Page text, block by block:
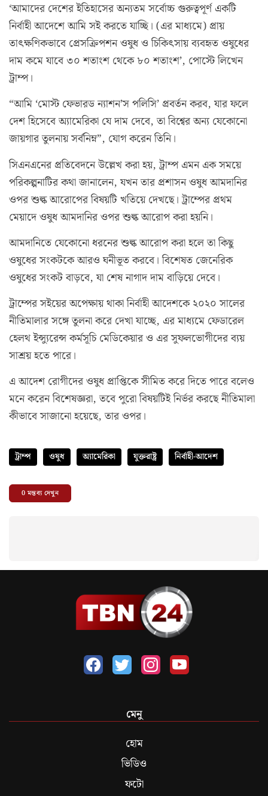
‘আমাদের দেশের ইতিহাসের অন্যতম সর্বোচ্চ গুরুত্বপূর্ণ একটি
নির্বাহী আদেশে আমি সই করতে যাচ্ছি। (এর মাধ্যমে) প্রায়
তাৎক্ষণিকভাবে প্রেসক্রিপশন ওষুধ ও চিকিৎসায় ব্যবহৃত ওষুধের
দাম কমে যাবে ৩০ শতাংশ থেকে ৮০ শতাংশ’, পোস্টে লিখেন
ট্রাম্প।
“আমি ‘মোস্ট ফেভারড ন্যাশন’স পলিসি’ প্রবর্তন করব, যার ফলে
দেশ হিসেবে অ্যামেরিকা যে দাম দেবে, তা বিশ্বের অন্য যেকোনো
জায়গার তুলনায় সর্বনিম্ন”, যোগ করেন তিনি।
সিএনএনের প্রতিবেদনে উল্লেখ করা হয়, ট্রাম্প এমন এক সময়ে
পরিকল্পনাটির কথা জানালেন, যখন তার প্রশাসন ওষুধ আমদানির
ওপর শুল্ক আরোপের বিষয়টি খতিয়ে দেখছে। ট্রাম্পের প্রথম
মেয়াদে ওষুধ আমদানির ওপর শুল্ক আরোপ করা হয়নি।
আমদানিতে যেকোনো ধরনের শুল্ক আরোপ করা হলে তা কিছু
ওষুধের সংকটকে আরও ঘনীভূত করবে। বিশেষত জেনেরিক
ওষুধের সংকট বাড়বে, যা শেষ নাগাদ দাম বাড়িয়ে দেবে।
ট্রাম্পের সইয়ের অপেক্ষায় থাকা নির্বাহী আদেশকে ২০২০ সালের
নীতিমালার সঙ্গে তুলনা করে দেখা যাচ্ছে, এর মাধ্যমে ফেডারেল
হেলথ ইন্স্যুরেন্স কর্মসূচি মেডিকেয়ার ও এর সুফলভোগীদের ব্যয়
সাশ্রয় হতে পারে।
এ আদেশ রোগীদের ওষুধ প্রাপ্তিকে সীমিত করে দিতে পারে বলেও
মনে করেন বিশেষজ্ঞরা, তবে পুরো বিষয়টিই নির্ভর করছে নীতিমালা
কীভাবে সাজানো হয়েছে, তার ওপর।
ট্রাম্প ওষুধ অ্যামেরিকা যুক্তরাষ্ট্র নির্বাহী-আদেশ
0মন্তব্য দেখুন
মেনু
হোম
ভিডিও
ফটো